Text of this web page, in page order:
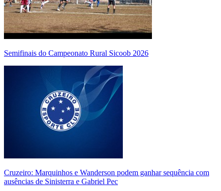
Semifinais do Campeonato Rural Sicoob 2026
Cruzeiro: Marquinhos e Wanderson podem ganhar sequência com
ausências de Sinisterra e Gabriel Pec